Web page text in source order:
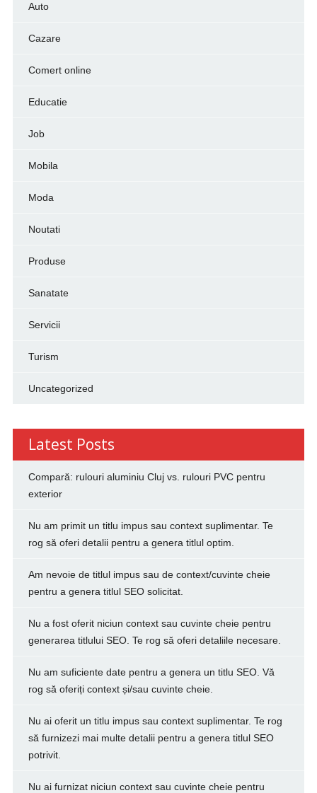
Auto
Cazare
Comert online
Educatie
Job
Mobila
Moda
Noutati
Produse
Sanatate
Servicii
Turism
Uncategorized
Latest Posts
Compară: rulouri aluminiu Cluj vs. rulouri PVC pentru
exterior
Nu am primit un titlu impus sau context suplimentar. Te
rog să oferi detalii pentru a genera titlul optim.
Am nevoie de titlul impus sau de context/cuvinte cheie
pentru a genera titlul SEO solicitat.
Nu a fost oferit niciun context sau cuvinte cheie pentru
generarea titlului SEO. Te rog să oferi detaliile necesare.
Nu am suficiente date pentru a genera un titlu SEO. Vă
rog să oferiți context și/sau cuvinte cheie.
Nu ai oferit un titlu impus sau context suplimentar. Te rog
să furnizezi mai multe detalii pentru a genera titlul SEO
potrivit.
Nu ai furnizat niciun context sau cuvinte cheie pentru